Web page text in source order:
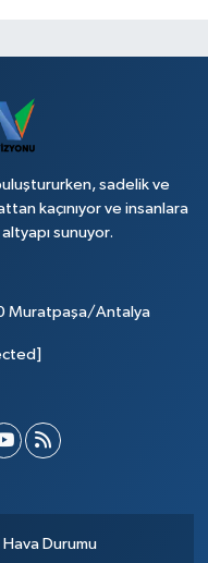
sadelik ve
kaçınıyor ve insanlara
sunuyor.
Muratpaşa/Antalya
Hava Durumu